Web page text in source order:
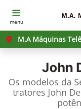
menu
M.A Máquinas
John
Os modelos da
tratores John